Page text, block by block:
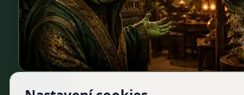
Odstoupit od smlouvy